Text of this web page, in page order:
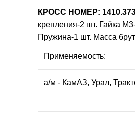
КРОСС НОМЕР:
крепления-2 шт. Гайка
Пружина-1 шт. Масса
Применяемость:
а/м - КамАЗ, Урал,